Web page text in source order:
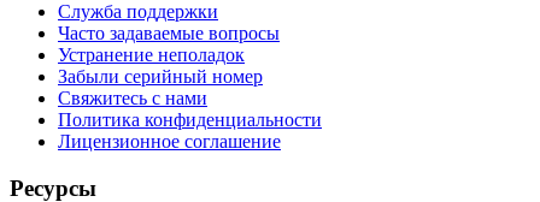
Служба поддержки
Часто задаваемые вопросы
Устранение неполадок
Забыли серийный номер
Свяжитесь с нами
Политика конфиденциальности
Лицензионное соглашение
Ресурсы